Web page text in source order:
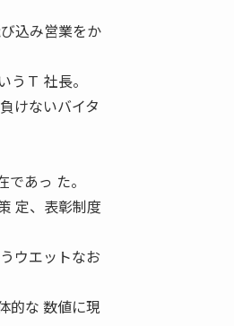
込み営業をか
Ｔ 社長。
けないバイタ
あっ た。
定、表彰制度
ウエットなお
的な 数値に現